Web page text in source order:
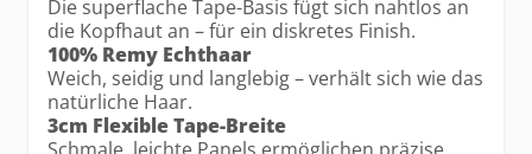
Die superflache Tape-Basis fügt sich nahtlos an
die Kopfhaut an – für ein diskretes Finish.
100% Remy Echthaar
Weich, seidig und langlebig – verhält sich wie das
natürliche Haar.
3cm Flexible Tape-Breite